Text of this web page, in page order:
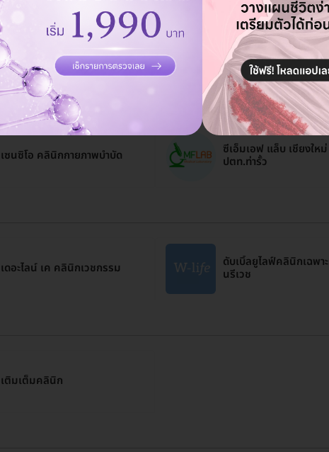
ชินวีย์ คลีนิค (Chinnawee
Clinic)
เซนซิโอ คลินิกกายภาพบำบัด ซีเอ็มเอฟ แล็บ เชียงให
ปตท.ท่ารั้ว
เดอะไลน์ เค คลินิกเวชกรรม ดับเบิ้ลยูไลฟ์คลินิกเฉพา
นรีเวช
เติมเต็มคลินิก